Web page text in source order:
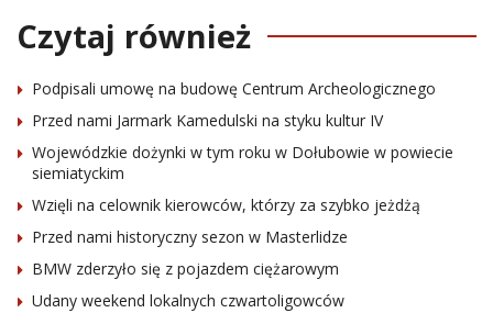
Czytaj również
Podpisali umowę na budowę Centrum Archeologicznego
Przed nami Jarmark Kamedulski na styku kultur IV
Wojewódzkie dożynki w tym roku w Dołubowie w powiecie
siemiatyckim
Wzięli na celownik kierowców, którzy za szybko jeżdżą
Przed nami historyczny sezon w Masterlidze
BMW zderzyło się z pojazdem ciężarowym
Udany weekend lokalnych czwartoligowców